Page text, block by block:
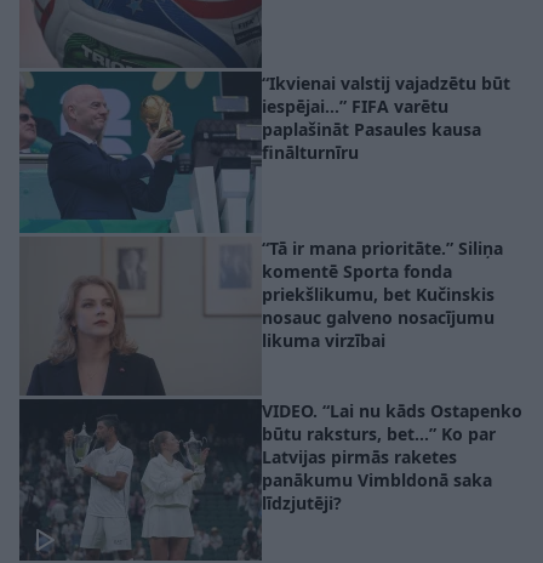
“Ikvienai valstij vajadzētu būt
iespējai…” FIFA varētu
paplašināt Pasaules kausa
finālturnīru
“Tā ir mana prioritāte.” Siliņa
komentē Sporta fonda
priekšlikumu, bet Kučinskis
nosauc galveno nosacījumu
likuma virzībai
VIDEO. “Lai nu kāds Ostapenko
būtu raksturs, bet…” Ko par
Latvijas pirmās raketes
panākumu Vimbldonā saka
līdzjutēji?